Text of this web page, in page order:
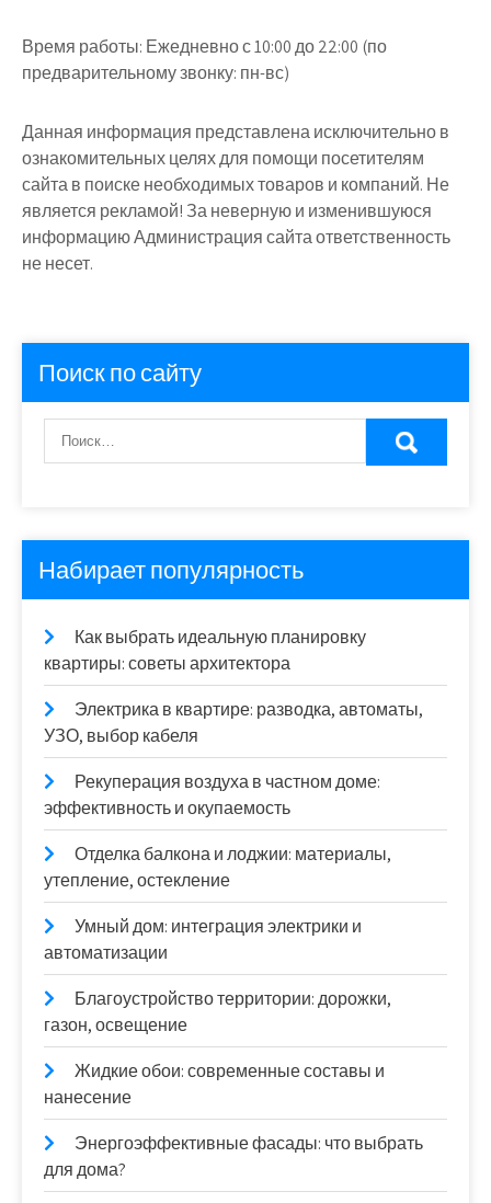
Время работы: Ежедневно с 10:00 до 22:00 (по
предварительному звонку: пн-вс)
Данная информация представлена исключительно в
ознакомительных целях для помощи посетителям
сайта в поиске необходимых товаров и компаний. Не
является рекламой! За неверную и изменившуюся
информацию Администрация сайта ответственность
не несет.
Поиск по сайту
Набирает популярность
Как выбрать идеальную планировку
квартиры: советы архитектора
Электрика в квартире: разводка, автоматы,
УЗО, выбор кабеля
Рекуперация воздуха в частном доме:
эффективность и окупаемость
Отделка балкона и лоджии: материалы,
утепление, остекление
Умный дом: интеграция электрики и
автоматизации
Благоустройство территории: дорожки,
газон, освещение
Жидкие обои: современные составы и
нанесение
Энергоэффективные фасады: что выбрать
для дома?